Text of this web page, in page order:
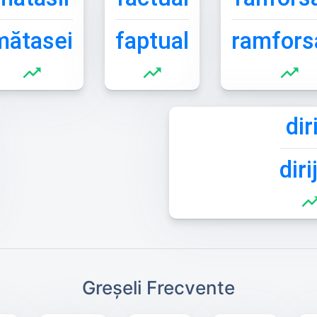
trending_up
faptual
trending_up trending_up
Greșeli Frecvente